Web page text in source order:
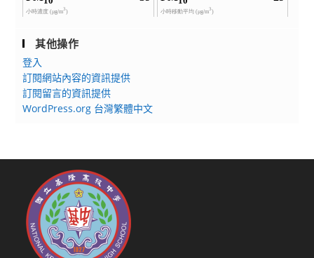
其他操作
登入
訂閱網站內容的資訊提供
訂閱留言的資訊提供
WordPress.org 台灣繁體中文